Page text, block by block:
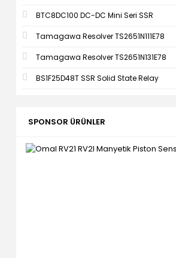
BTC8DC100 DC-DC Mini Seri SSR
Tamagawa Resolver TS2651N111E78
Tamagawa Resolver TS2651N131E78
BS1F25D48T SSR Solid State Relay
SPONSOR ÜRÜNLER